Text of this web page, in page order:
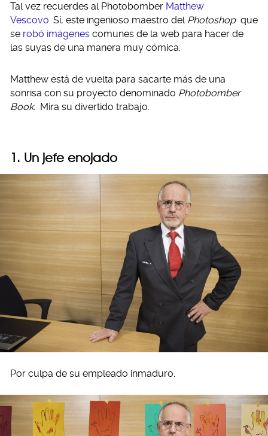
Tal vez recuerdes al Photobomber Matthew
Vescovo. Sí, este ingenioso maestro del Photoshop que
se robó imágenes comunes de la web para hacer de
las suyas de una manera muy cómica.
Matthew está de vuelta para sacarte más de una
sonrisa con su proyecto denominado Photobomber
Book. Mira su divertido trabajo.
1. Un jefe enojado
Por culpa de su empleado inmaduro.